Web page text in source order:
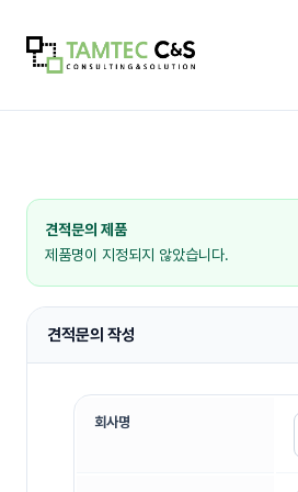
회사소개
인사말
오시는 길
견적문의 제품
제품명이 지정되지 않았습니다.
견적문의 작성
회사명